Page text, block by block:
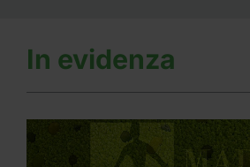
In evidenza